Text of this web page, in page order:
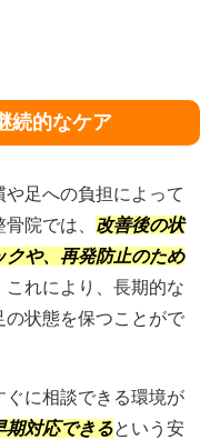
続的なケア
足への負担によって
院では、 改善後の状
や、再発防止のため
れにより、長期的な
状態を保つことがで
ぐに相談できる環境が
期対応できるという安